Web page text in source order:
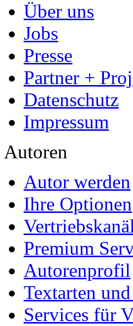
Über uns
Jobs
Presse
Partner +
Datenschutz
Impressum
Autoren
Autor werden
Ihre Optionen
Premium
Autorenprofil
Textarten
Services für